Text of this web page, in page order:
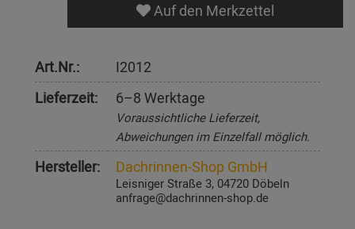
Auf den Merkzettel
Art.Nr.:
I2012
Lieferzeit:
6–8 Werktage
Voraussichtliche Lieferzeit,
Abweichungen im Einzelfall möglich.
Hersteller: Dachrinnen-Shop GmbH
Leisniger Straße 3, 04720 Döbeln
anfrage@dachrinnen-shop.de